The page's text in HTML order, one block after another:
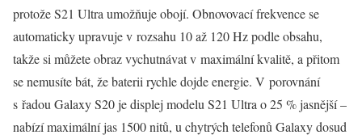
protože S21 Ultra umožňuje obojí. Obnovovací frekvence se
automaticky upravuje v rozsahu 10 až 120 Hz podle obsahu,
takže si můžete obraz vychutnávat v maximální kvalitě, a přitom
se nemusíte bát, že baterii rychle dojde energie. V porovnání
s řadou Galaxy S20 je displej modelu S21 Ultra o 25 % jasnější –
nabízí maximální jas 1500 nitů, u chytrých telefonů Galaxy dosud